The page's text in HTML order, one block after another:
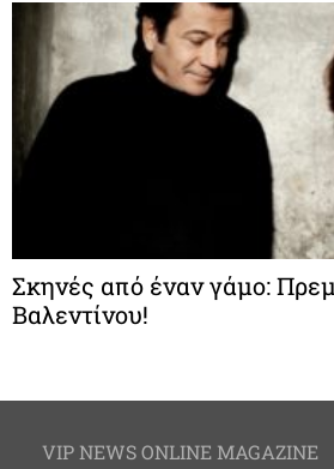
Σκηνές από έναν γάμο:
Βαλεντίνου!
VIP NEWS ONLINE MAGAZINE